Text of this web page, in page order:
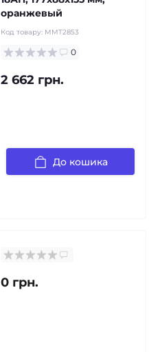
оранжевый
Код товару: MMT2853
0
2 662 грн.
До кошика
0 грн.